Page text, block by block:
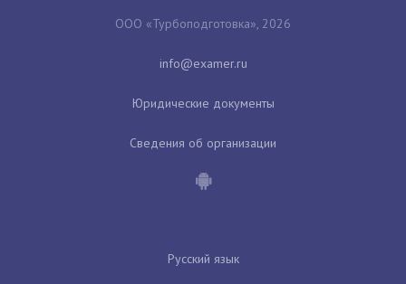
ООО «Турбоподготовка», 2026
Юридические документы
Сведения об организации
Русский язык